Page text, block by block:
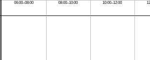
06:00–08:00 08:00–10:00 10:00–12:00